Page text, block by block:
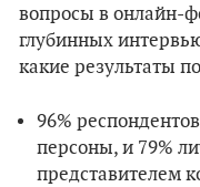
вопросы в онлайн-
глубинных
какие результаты
96%
персоны, и 79%
представителем